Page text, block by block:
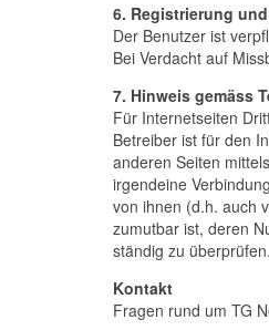
6. Registrierung
Der Benutzer ist
Bei Verdacht auf
7. Hinweis gemäss
Für Internetseiten
Betreiber ist für den
anderen Seiten
irgendeine
von ihnen (d.h. auch
zumutbar ist, deren
ständig zu überprüfen.
Kontakt
Fragen rund um TG